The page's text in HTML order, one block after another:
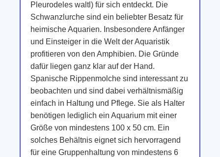
Pleurodeles waltl) für sich entdeckt. Die
Schwanzlurche sind ein beliebter Besatz für
heimische Aquarien. Insbesondere Anfänger
und Einsteiger in die Welt der Aquaristik
profitieren von den Amphibien. Die Gründe
dafür liegen ganz klar auf der Hand.
Spanische Rippenmolche sind interessant zu
beobachten und sind dabei verhältnismäßig
einfach in Haltung und Pflege. Sie als Halter
benötigen lediglich ein Aquarium mit einer
Größe von mindestens 100 x 50 cm. Ein
solches Behältnis eignet sich hervorragend
für eine Gruppenhaltung von mindestens 6